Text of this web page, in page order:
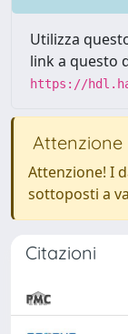
Utilizza
link a questo
https://
Attenzione
Attenzione! I
sottoposti a
Citazioni